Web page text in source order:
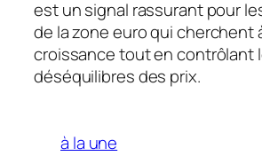
est un signal rassurant pour
de la zone euro qui cherchent
croissance tout en contrôlant
déséquilibres des prix.
à la une